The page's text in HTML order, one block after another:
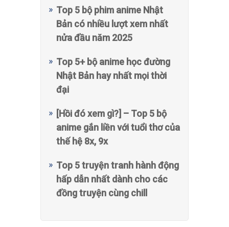
Top 5 bộ phim anime Nhật
Bản có nhiều lượt xem nhất
nửa đầu năm 2025
Top 5+ bộ anime học đường
Nhật Bản hay nhất mọi thời
đại
[Hồi đó xem gì?] – Top 5 bộ
anime gắn liền với tuổi thơ của
thế hệ 8x, 9x
Top 5 truyện tranh hành động
hấp dẫn nhất dành cho các
đồng truyện cùng chill